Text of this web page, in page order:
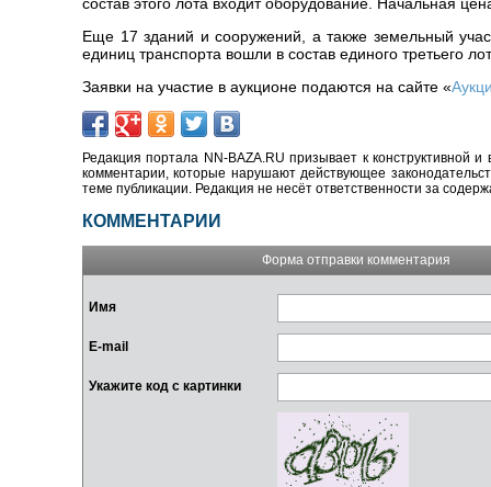
состав этого лота входит оборудование. Начальная
Еще 17 зданий и сооружений, а также земельный
единиц транспорта вошли в состав единого третьего
Заявки на участие в аукционе подаются на сайте «
Редакция портала NN-BAZA.RU призывает к конструктивной
комментарии, которые нарушают действующее
теме публикации. Редакция не несёт ответственности за
КОММЕНТАРИИ
Форма отправки комментария
Имя
E-mail
Укажите код с картинки